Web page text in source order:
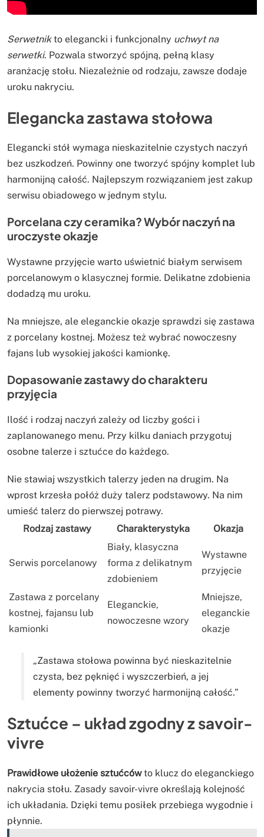
Serwetnikto elegancki i funkcjonalny uchwyt na
serwetki. Pozwala stworzyć spójną, pełną klasy
aranżację stołu. Niezależnie od rodzaju, zawsze dodaje
uroku nakryciu.
Elegancka zastawa stołowa
Elegancki stół wymaga nieskazitelnie czystych naczyń
bez uszkodzeń. Powinny one tworzyć spójny komplet lub
harmonijną całość. Najlepszym rozwiązaniem jest zakup
serwisu obiadowego w jednym stylu.
Porcelana czy ceramika? Wybór naczyń na
uroczyste okazje
Wystawne przyjęcie warto uświetnić białym serwisem
porcelanowym o klasycznej formie. Delikatne zdobienia
dodadzą mu uroku.
Na mniejsze, ale eleganckie okazje sprawdzi się zastawa
z porcelany kostnej. Możesz też wybrać nowoczesny
fajans lub wysokiej jakości kamionkę.
Dopasowanie zastawy do charakteru
przyjęcia
Ilość i rodzaj naczyń zależy od liczby gości i
zaplanowanego menu. Przy kilku daniach przygotuj
osobne talerze i sztućce do każdego.
Nie stawiaj wszystkich talerzy jeden na drugim. Na
wprost krzesła połóż duży talerz podstawowy. Na nim
umieść talerz do pierwszej potrawy.
Rodzaj zastawy
Charakterystyka Okazja
Serwis porcelanowy
Biały, klasyczna
forma z delikatnym
zdobieniem
Wystawne
przyjęcie
Zastawa z porcelany
kostnej, fajansu lub
kamionki
Eleganckie,
nowoczesne wzory
Mniejsze,
eleganckie
okazje
„Zastawa stołowa powinna być nieskazitelnie
czysta, bez pęknięć i wyszczerbień, a jej
elementy powinny tworzyć harmonijną całość.”
Sztućce – układ zgodny z savoir-
vivre
Prawidłowe ułożenie sztućcówto klucz do eleganckiego
nakrycia stołu. Zasady savoir-vivre określają kolejność
ich układania. Dzięki temu posiłek przebiega wygodnie i
płynnie.